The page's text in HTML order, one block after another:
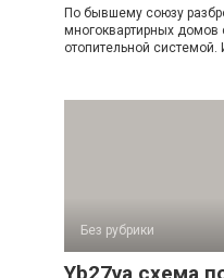
По бывшему союзу
многоквартирных домов
отопительной системой.
Без рубрики
Yb27va схема